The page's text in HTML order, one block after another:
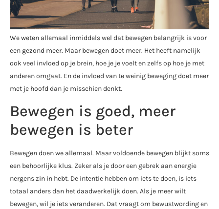
We weten allemaal inmiddels wel dat bewegen belangrijk is voor
een gezond meer. Maar bewegen doet meer. Het heeft namelijk
ook veel invloed op je brein, hoe je je voelt en zelfs op hoe je met
anderen omgaat. En de invloed van te weinig beweging doet meer
met je hoofd dan je misschien denkt.
Bewegen is goed, meer
bewegen is beter
Bewegen doen we allemaal. Maar voldoende bewegen blijkt soms
een behoorlijke klus. Zeker als je door een gebrek aan energie
nergens zin in hebt. De intentie hebben om iets te doen, is iets
totaal anders dan het daadwerkelijk doen. Als je meer wilt
bewegen, wil je iets veranderen. Dat vraagt om bewustwording en